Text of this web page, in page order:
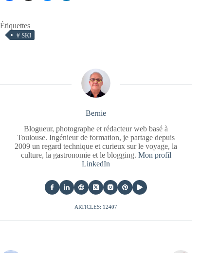
Étiquettes
# SKI
Bernie
Blogueur, photographe et rédacteur web basé à
Toulouse. Ingénieur de formation, je partage depuis
2009 un regard technique et curieux sur le voyage, la
culture, la gastronomie et le blogging. Mon profil
LinkedIn
ARTICLES: 12407